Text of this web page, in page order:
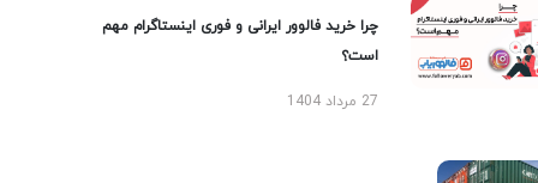
چرا خرید فالوور ایرانی و فوری اینستاگرام مهم
است؟
27 مرداد 1404